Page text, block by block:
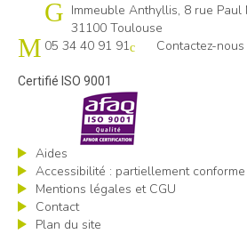
Cap emploi 31
Immeuble Anthyllis, 8 rue Paul
31100 Toulouse
05 34 40 91 91
Contactez-nous
Certifié ISO 9001
Aides
Accessibilité : partiellement conforme
Mentions légales et CGU
Contact
Plan du site